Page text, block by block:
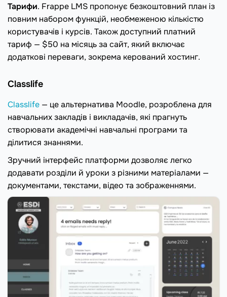
Тарифи. Frappe LMS пропонує безкоштовний план із
повним набором функцій, необмеженою кількістю
користувачів і курсів. Також доступний платний
тариф — $50 на місяць за сайт, який включає
додаткові переваги, зокрема керований хостинг.
Classlife
Classlife — це альтернатива Moodle, розроблена для
навчальних закладів і викладачів, які прагнуть
створювати академічні навчальні програми та
ділитися знаннями.
Зручний інтерфейс платформи дозволяє легко
додавати розділи й уроки з різними матеріалами —
документами, текстами, відео та зображеннями.